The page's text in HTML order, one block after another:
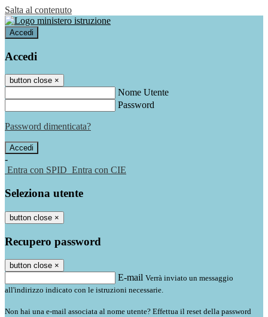
Salta al contenuto
Accedi
Accedi
button close ×
Nome Utente
Password
Password dimenticata?
-
Entra con SPID Entra con CIE
Seleziona utente
button close ×
Recupero password
button close ×
E-mail Verrà inviato un messaggio
all'indirizzo indicato con le istruzioni necessarie.
Non hai una e-mail associata al nome utente? Effettua il reset della password